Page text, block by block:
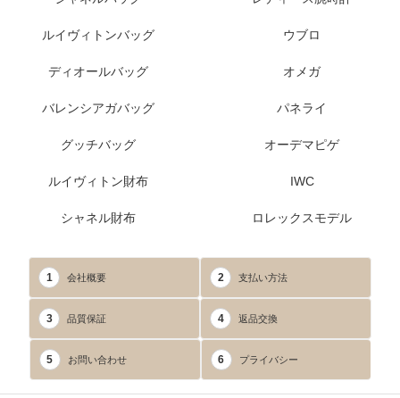
ルイヴィトンバッグ
ディオールバッグ
バレンシアガバッグ
グッチバッグ
ルイヴィトン財布
シャネル財布
ウブロ
オメガ
パネライ
オーデマピゲ
IWC
ロレックスモデル
1 会社概要 2 支払い方法
3 品質保証 4 返品交換
5 お問い合わせ 6 プライバシー